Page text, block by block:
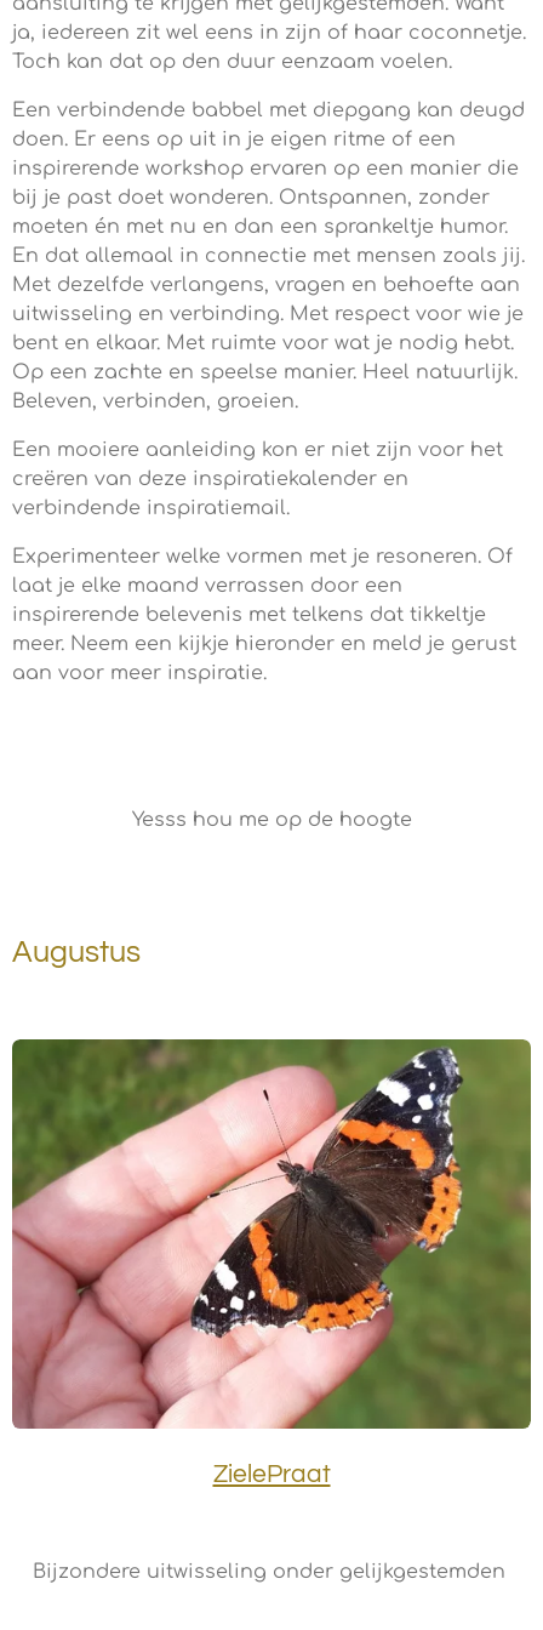
ja, iedereen zit wel eens in zijn of haar coconnetje.
Toch kan dat op den duur eenzaam voelen.
Een verbindende babbel met diepgang kan deugd
doen. Er eens op uit in je eigen ritme of een
inspirerende workshop ervaren op een manier die
bij je past doet wonderen. Ontspannen, zonder
moeten én met nu en dan een sprankeltje humor.
En dat allemaal in connectie met mensen zoals jij.
Met dezelfde verlangens, vragen en behoefte aan
uitwisseling en verbinding. Met respect voor wie je
bent en elkaar. Met ruimte voor wat je nodig hebt.
Op een zachte en speelse manier. Heel natuurlijk.
Beleven, verbinden, groeien.
Een mooiere aanleiding kon er niet zijn voor het
creëren van deze inspiratiekalender en
verbindende inspiratiemail.
Experimenteer welke vormen met je resoneren. Of
laat je elke maand verrassen door een
inspirerende belevenis met telkens dat tikkeltje
meer. Neem een kijkje hieronder en meld je gerust
aan voor meer inspiratie.
Yesss hou me op de hoogte
Augustus
ZielePraat
Bijzondere uitwisseling onder gelijkgestemden